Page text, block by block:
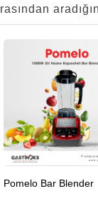
Pomelo Bar Blender